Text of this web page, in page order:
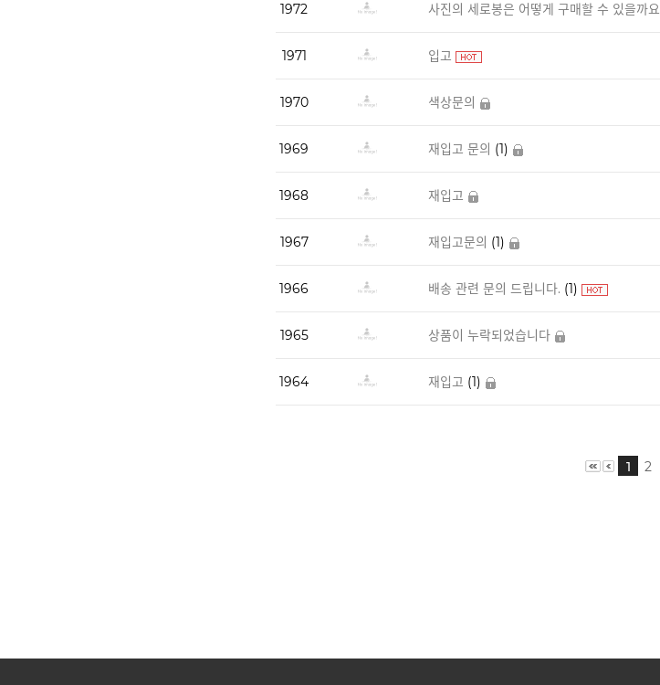
1972 사진의 세로봉은 어떻게 구매할 수 있을까요
1971 입고
1970 색상문의
1969 재입고 문의 (1)
1968 재입고
1967 재입고문의 (1)
1966 배송 관련 문의 드립니다. (1)
1965 상품이 누락되었습니다
1964 재입고 (1)
1 2